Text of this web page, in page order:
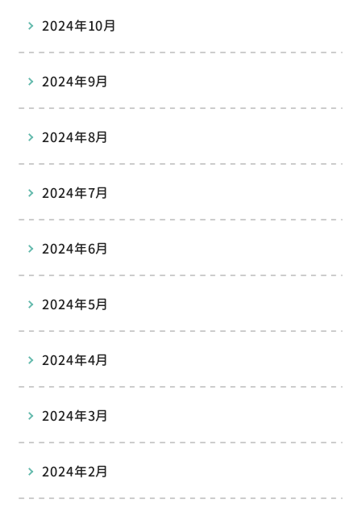
2024年10月
2024年9月
2024年8月
2024年7月
2024年6月
2024年5月
2024年4月
2024年3月
2024年2月